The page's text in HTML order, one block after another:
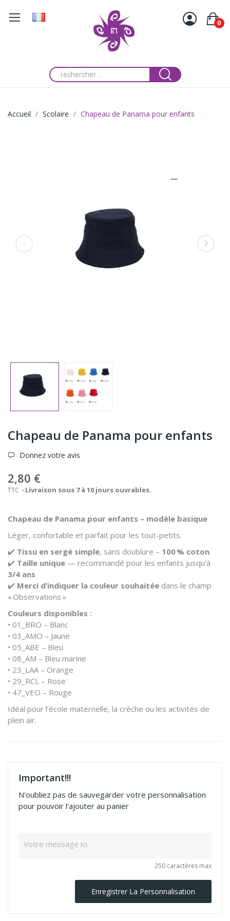
0
Accueil Scolaire Chapeau de Panama pour enfants
Chapeau de Panama pour enfants
Donnez votre avis
2,80 €
TTC Livraison sous 7 à 10 jours ouvrables.
Chapeau de Panama pour enfants – modèle basique
Léger, confortable et parfait pour les tout-petits.
✔️ Tissu en sergé simple, sans doublure – 100 % coton
✔️ Taille unique — recommandé pour les enfants jusqu’à
3/4 ans
✔️ Merci d’indiquer la couleur souhaitée dans le champ
« Observations »
Couleurs disponibles :
• 01_BRO – Blanc
• 03_AMO – Jaune
• 05_ABE – Bleu
• 08_AM – Bleu marine
• 23_LAA – Orange
• 29_RCL – Rose
• 47_VEO – Rouge
Idéal pour l’école maternelle, la crèche ou les activités de
plein air.
Important!!!
N'oubliez pas de sauvegarder votre personnalisation
pour pouvoir l'ajouter au panier
250 caractères max
Enregistrer La Personnalisation